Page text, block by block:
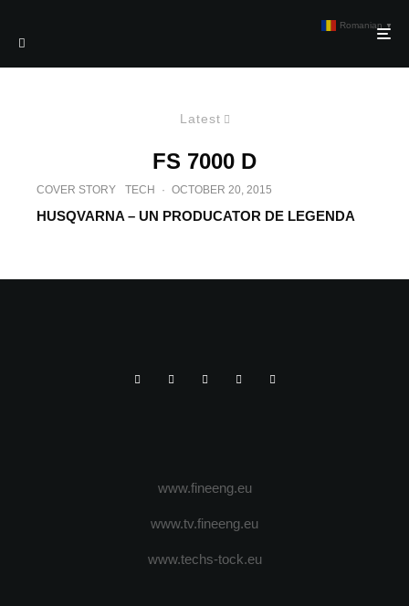
Latest
FS 7000 D
COVER STORY TECH · OCTOBER 20, 2015
HUSQVARNA – UN PRODUCATOR DE LEGENDA
www.fineeng.eu
www.tv.fineeng.eu
www.techs-tock.eu
Romanian ▼